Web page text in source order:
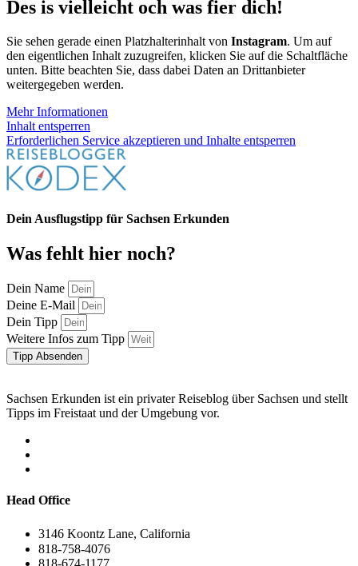
Des is vielleicht och was fier dich!
Sie sehen gerade einen Platzhalterinhalt von Instagram. Um auf
den eigentlichen Inhalt zuzugreifen, klicken Sie auf die Schaltfläche
unten. Bitte beachten Sie, dass dabei Daten an Drittanbieter
weitergegeben werden.
Mehr Informationen
Inhalt entsperren
Erforderlichen Service akzeptieren und Inhalte entsperren
Dein Ausflugstipp für Sachsen Erkunden
Was fehlt hier noch?
Dein Name
Deine E-Mail
Dein Tipp
Weitere Infos zum Tipp
Tipp Absenden
Sachsen Erkunden ist ein privater Reiseblog über Sachsen und stellt
Tipps im Freistaat und der Umgebung vor.
Head Office
3146 Koontz Lane, California
818-758-4076